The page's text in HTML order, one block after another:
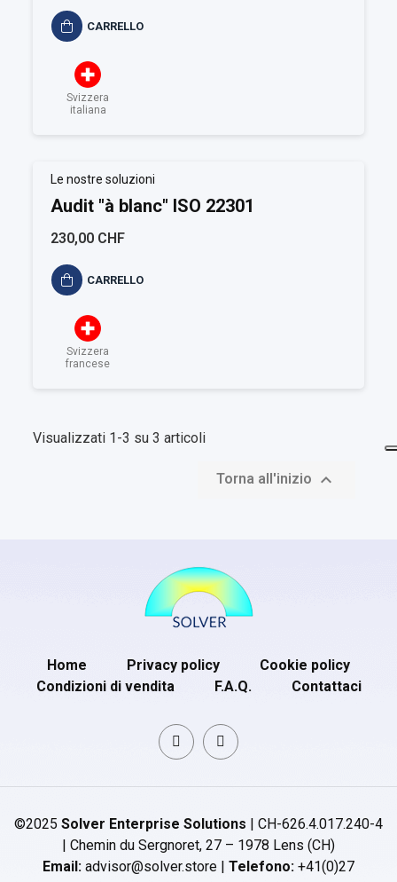
CARRELLO
Svizzera
italiana
Le nostre soluzioni
Audit "à blanc" ISO 22301
230,00 CHF
CARRELLO
Svizzera
francese
Visualizzati 1-3 su 3 articoli
Torna all'inizio 
Home Privacy policy
Cookie policy
Condizioni di vendita
F.A.Q. Contattaci
©2025 Solver Enterprise Solutions | CH-626.4.017.240-4
| Chemin du Sergnoret, 27 – 1978 Lens (CH)
Email: advisor@solver.store | Telefono: +41(0)27